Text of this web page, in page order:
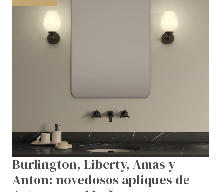
Burlington, Liberty, Amas y
Anton: novedosos apliques de
Anton:
novedosos